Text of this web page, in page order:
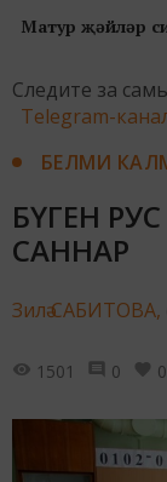
Матур җәйләр
Следите за
Telegram-
БЕЛМИ
БҮГЕН
САННАР
Зилә САБИТОВА,
1501 0 0